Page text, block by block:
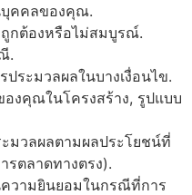
บุคคลของคุณ.
กต้องหรือไม่สมบูรณ์.
.
ระมวลผลในบางเงื่อนไข.
งคุณในโครงสร้าง, รูปแบบ
มวลผลตามผลประโยชน์ที่
รตลาดทางตรง).
วามยินยอมในกรณีที่การ